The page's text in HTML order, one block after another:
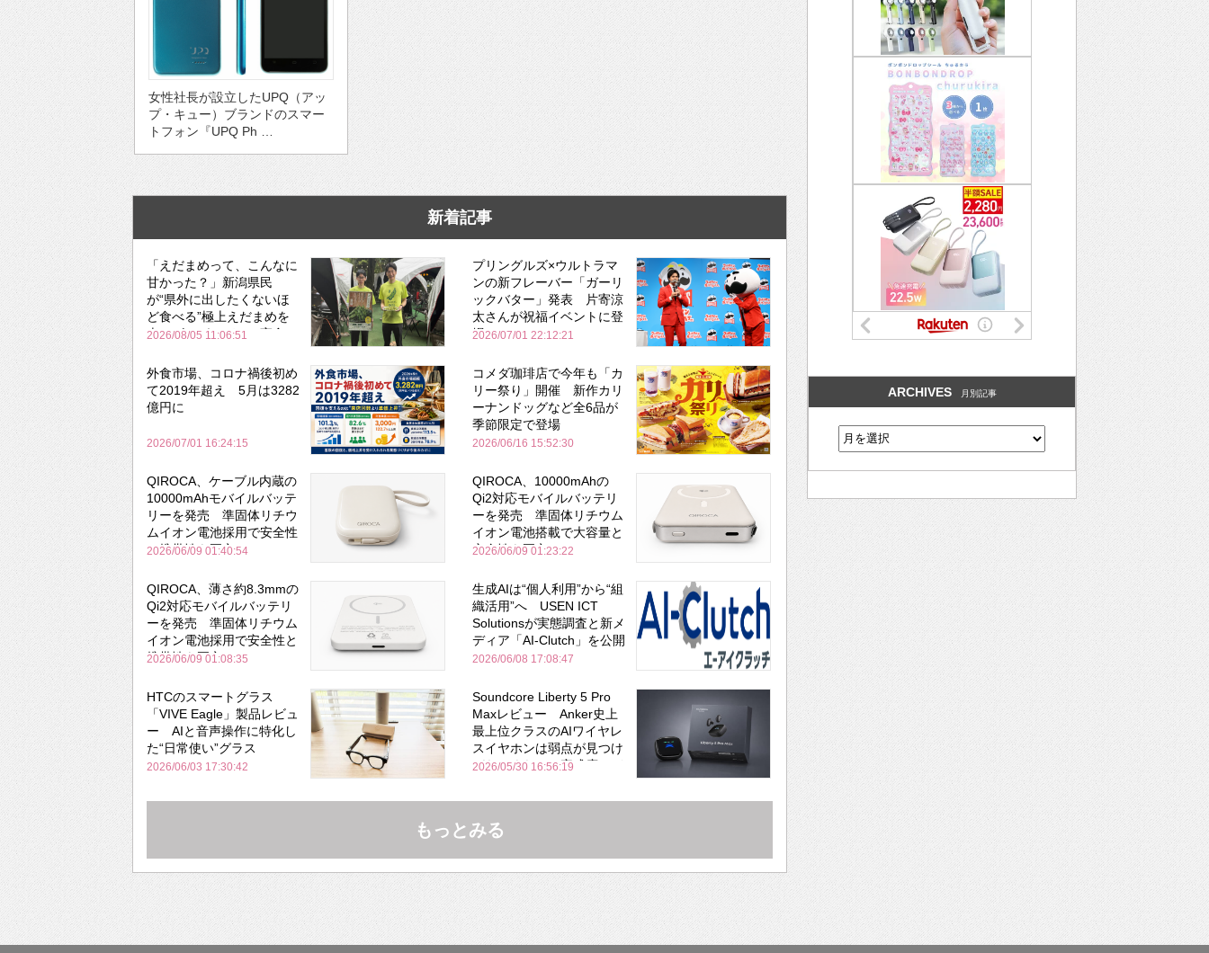
女性社長が設立したUPQ（アッ
プ・キュー）ブランドのスマー
トフォン『UPQ Ph …
新着記事
「えだまめって、こんなに
甘かった？」新潟県民
が“県外に出したくないほ
ど食べる”極上えだまめを
森のビアガーデンで実食
2026/08/05 11:06:51
プリングルズ×ウルトラマ
ンの新フレーバー「ガーリ
ックバター」発表 片寄涼
太さんが祝福イベントに登
場
2026/07/01 22:12:21
外食市場、コロナ禍後初め
て2019年超え 5月は3282
億円に
2026/07/01 16:24:15
コメダ珈琲店で今年も「カ
リー祭り」開催 新作カリ
ーナンドッグなど全6品が
季節限定で登場
2026/06/16 15:52:30
QIROCA、ケーブル内蔵の
10000mAhモバイルバッテ
リーを発売 準固体リチウ
ムイオン電池採用で安全性
と携帯性を両立
2026/06/09 01:40:54
QIROCA、10000mAhの
Qi2対応モバイルバッテリ
ーを発売 準固体リチウム
イオン電池搭載で大容量と
安全性を両立
2026/06/09 01:23:22
QIROCA、薄さ約8.3mmの
Qi2対応モバイルバッテリ
ーを発売 準固体リチウム
イオン電池採用で安全性と
携帯性を両立
2026/06/09 01:08:35
生成AIは“個人利用”から“組
織活用”へ USEN ICT
Solutionsが実態調査と新メ
ディア「AI-Clutch」を公開
2026/06/08 17:08:47
HTCのスマートグラス
「VIVE Eagle」製品レビュ
ー AIと音声操作に特化し
た“日常使い”グラス
2026/06/03 17:30:42
Soundcore Liberty 5 Pro
Maxレビュー Anker史上
最上位クラスのAIワイヤレ
スイヤホンは弱点が見つけ
づらいくらいの完成度にび
Bose並み
2026/05/30 16:56:19
もっとみる
ARCHIVES 月別記事